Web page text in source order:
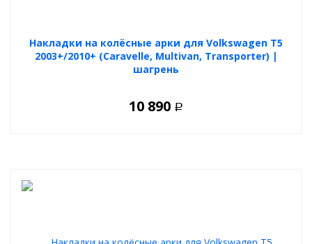
Накладки на колёсные арки для Volkswagen T5
2003+/2010+ (Caravelle, Multivan, Transporter) |
шагрень
10 890 Р